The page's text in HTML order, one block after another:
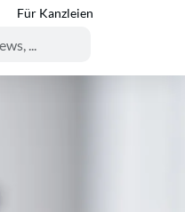
Für Kanzleien